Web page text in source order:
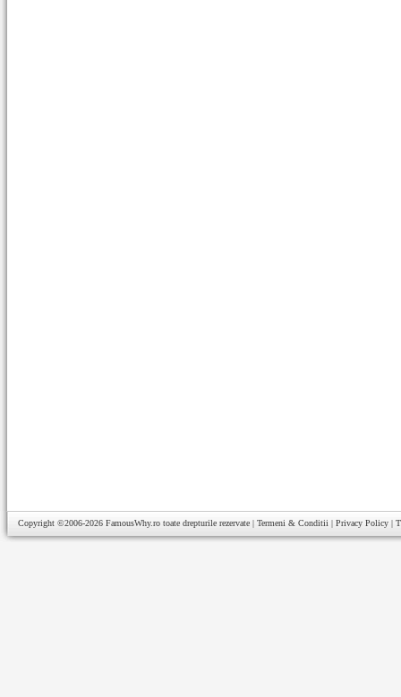
Copyright ©2006-2026 FamousWhy.ro toate drepturile rezervate | Termeni & Conditii | Privacy Policy |